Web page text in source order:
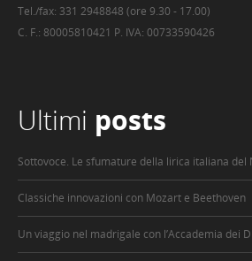
Tel./fax: 331 2948848 (ore 9.30 - 17.00)
C. F.: 80005810421 P. IVA: 00733590426
Ultimi posts
Sottovoce. Le sfumature della lirica italiana del
Classiche innovazioni con Mozart e Beethoven
Un viaggio nel madrigale con l’Accademia dei